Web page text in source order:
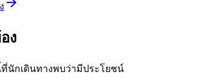
ง
นักเดินทางพบว่ามีประโยชน์